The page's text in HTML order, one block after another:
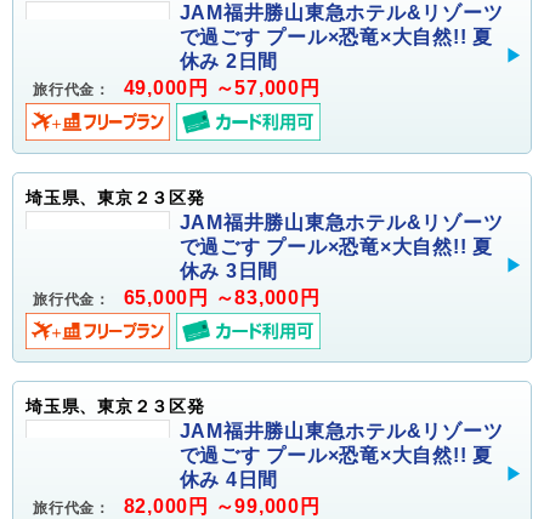
JAM福井勝山東急ホテル&リゾーツ
で過ごす プール×恐竜×大自然!! 夏
休み 2日間
旅行代金： 49,000円 ～57,000円
埼玉県、東京２３区発
JAM福井勝山東急ホテル&リゾーツ
で過ごす プール×恐竜×大自然!! 夏
休み 3日間
旅行代金： 65,000円 ～83,000円
埼玉県、東京２３区発
JAM福井勝山東急ホテル&リゾーツ
で過ごす プール×恐竜×大自然!! 夏
休み 4日間
旅行代金： 82,000円 ～99,000円